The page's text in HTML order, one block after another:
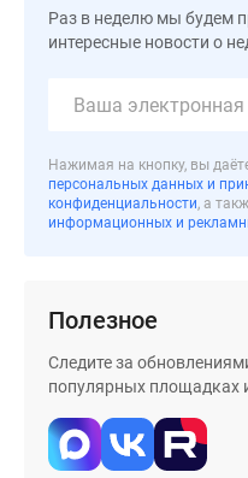
Программа
Москве
Новостройки
Новостройки
бизнес-
класса
Траншевая
ипотека
Раз в неделю мы будем
интересные новости о
Нажимая на кнопку, вы
персональных данных и
конфиденциальности, а
информационных и
Полезное
Следите за
популярных площадках